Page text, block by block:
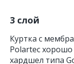
3 слой
Куртка с
Polartec хорошо
хардшел типа